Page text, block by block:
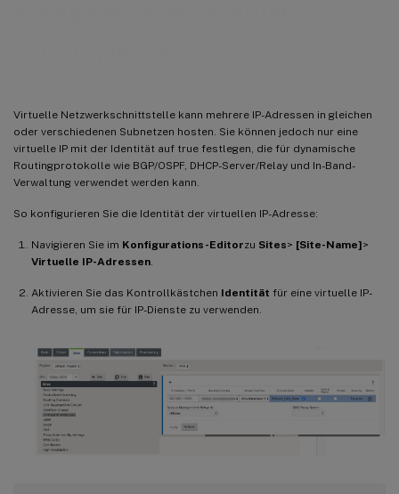
Virtuelle Netzwerkschnittstelle kann mehrere IP-Adressen in gleichen
oder verschiedenen Subnetzen hosten. Sie können jedoch nur eine
virtuelle IP mit der Identität auf true festlegen, die für dynamische
Routingprotokolle wie BGP/OSPF, DHCP-Server/Relay und In-Band-
Verwaltung verwendet werden kann.
So konfigurieren Sie die Identität der virtuellen IP-Adresse:
Navigieren Sie im Konfigurations-Editorzu Sites> [Site-Name]>
Virtuelle IP-Adressen
Aktivieren Sie das Kontrollkästchen Identität für eine virtuelle IP-
Adresse, um sie für IP-Dienste zu verwenden.